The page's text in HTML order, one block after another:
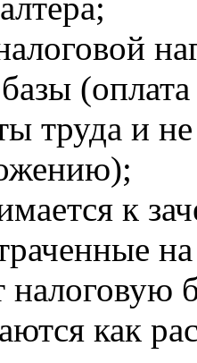
труда и
к
как